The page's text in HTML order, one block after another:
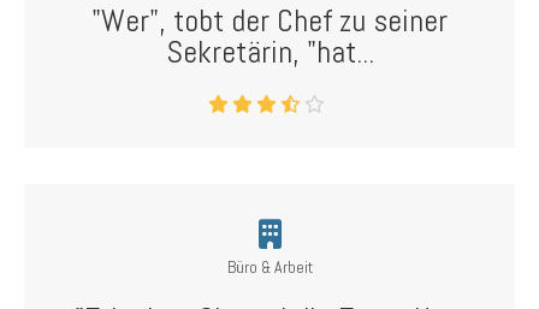
"Wer", tobt der Chef zu seiner
Sekretärin, "hat...
Büro & Arbeit